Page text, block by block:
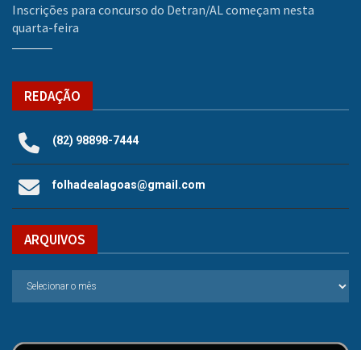
Inscrições para concurso do Detran/AL começam nesta
quarta-feira
REDAÇÃO
(82) 98898-7444
folhadealagoas@gmail.com
ARQUIVOS